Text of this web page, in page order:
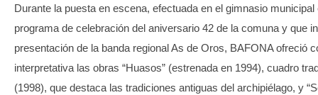
Durante la puesta en escena, efectuada en el gimnasio municipal
programa de celebración del aniversario 42 de la comuna y que
presentación de la banda regional As de Oros, BAFONA ofreció
interpretativa las obras “Huasos” (estrenada en 1994), cuadro
(1998), que destaca las tradiciones antiguas del archipiélago, y